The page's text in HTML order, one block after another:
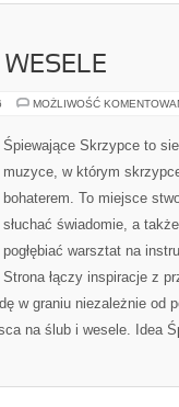
MOŻLIWOŚĆ
Śpiewające Skrzypce to
muzyce, w którym
bohaterem. To miejsce
słuchać świadomie, a
pogłębiać warsztat na
Strona łączy inspiracje z
w graniu niezależnie od
na ślub i wesele. Idea